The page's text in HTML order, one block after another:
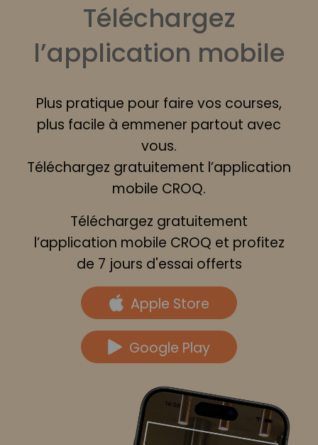
Téléchargez
l’application mobile
Plus pratique pour faire vos courses,
plus facile à emmener partout avec
vous.
Téléchargez gratuitement l’application
mobile CROQ.
Téléchargez gratuitement
l’application mobile CROQ et profitez
de 7 jours d'essai offerts
Apple Store
Google Play